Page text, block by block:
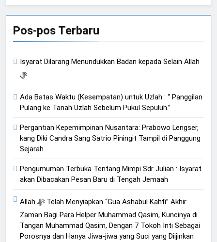
Pos-pos Terbaru
Isyarat Dilarang Menundukkan Badan kepada Selain Allah
ﷻ
Ada Batas Waktu (Kesempatan) untuk Uzlah : “ Panggilan
Pulang ke Tanah Uzlah Sebelum Pukul Sepuluh.”
Pergantian Kepemimpinan Nusantara: Prabowo Lengser,
kang Diki Candra Sang Satrio Piningit Tampil di Panggung
Sejarah
Pengumuman Terbuka Tentang Mimpi Sdr Julian : Isyarat
akan Dibacakan Pesan Baru di Tengah Jemaah
Allah ﷻ Telah Menyiapkan “Gua Ashabul Kahfi” Akhir
Zaman Bagi Para Helper Muhammad Qasim, Kuncinya di
Tangan Muhammad Qasim, Dengan 7 Tokoh Inti Sebagai
Porosnya dan Hanya Jiwa-jiwa yang Suci yang Diijinkan